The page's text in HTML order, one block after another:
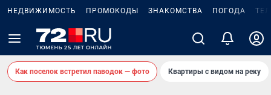
НЕДВИЖИМОСТЬ ПРОМОКОДЫ ЗНАКОМСТВА ПОГОДА
Как поселок встретил паводок — фото Квартиры с видом на реку